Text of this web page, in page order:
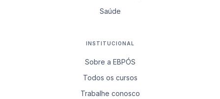
Saúde
INSTITUCIONAL
Sobre a EBPÓS
Todos os cursos
Trabalhe conosco